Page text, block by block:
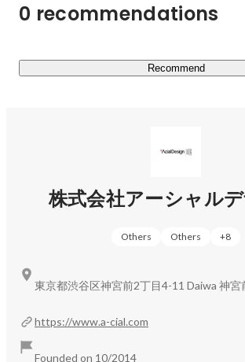
【事業部説明】
スポーツ人材にプログラミング教育を施
ジェクトとマッチングする「Tech＆
を移行する「地域展開」の実現を支援す
◆スポーツ×人材
0 recommendations
Recommend
株式会社アーシャル
Others Others +8
https://www.a-cial.com
Founded on 10/2014
東京都渋谷区神宮前2丁目4-11 Daiwa 神宮